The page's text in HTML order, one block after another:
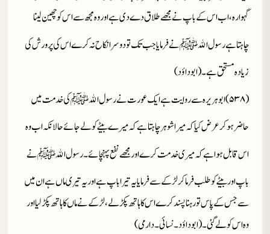
گہوارہ، اب اس کے باپ نے مجھے طلاق دے دی ہے اور وہ مجھ سے اس کو چھین لینا
چاہتا ہے رسول اللهﷺنے فرمایا جب تک تو دوسرا نکاح نہ کرے اس کی پرورش کی
زیادہ مستحق ہے۔ (ابوداؤد)
(۵۳۸)ابوہریرہ سے روایت ہے ایک عورت نے رسول الله
ﷺکی خدمت میں
حاضر ہوکر عرض کیا کہ میرا شوہر چاہتا ہے کہ میرے بیٹے کو لے جائے حالانکہ اب وہ
اس قابل ہوا ہے کہ میری خدمت کر ے اور مجھے نفع پہنچائے۔ رسول اللهﷺنے
باپ اور بیٹے کو طلب فرما کر لڑکے سے فرمایا یہ تیرا باپ ہے اور یہ تیری ماں ہے ان میں
سے جس کے پاس تو رہنا پسند کرے اس کا ہاتھ پکڑ لے، لڑکے نے ماں کا ہاتھ پکڑ لیا اور
وہ اس کو لے گئی۔ (ابوداؤد۔ نسائی۔ دارمی)